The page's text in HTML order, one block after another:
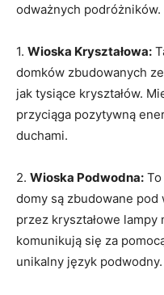
odważnych podróżników.
1. Wioska Kryształowa:
domków zbudowanych
jak tysiące kryształów.
przyciąga pozytywną
duchami.
2. Wioska Podwodna:
domy są zbudowane
przez kryształowe
komunikują się za
unikalny język⁤ podwodny.